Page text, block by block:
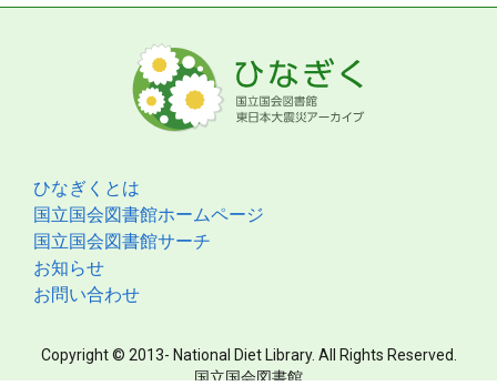
ひなぎくとは
国立国会図書館ホームページ
国立国会図書館サーチ
お知らせ
お問い合わせ
Copyright © 2013- National Diet Library. All Rights Reserved.